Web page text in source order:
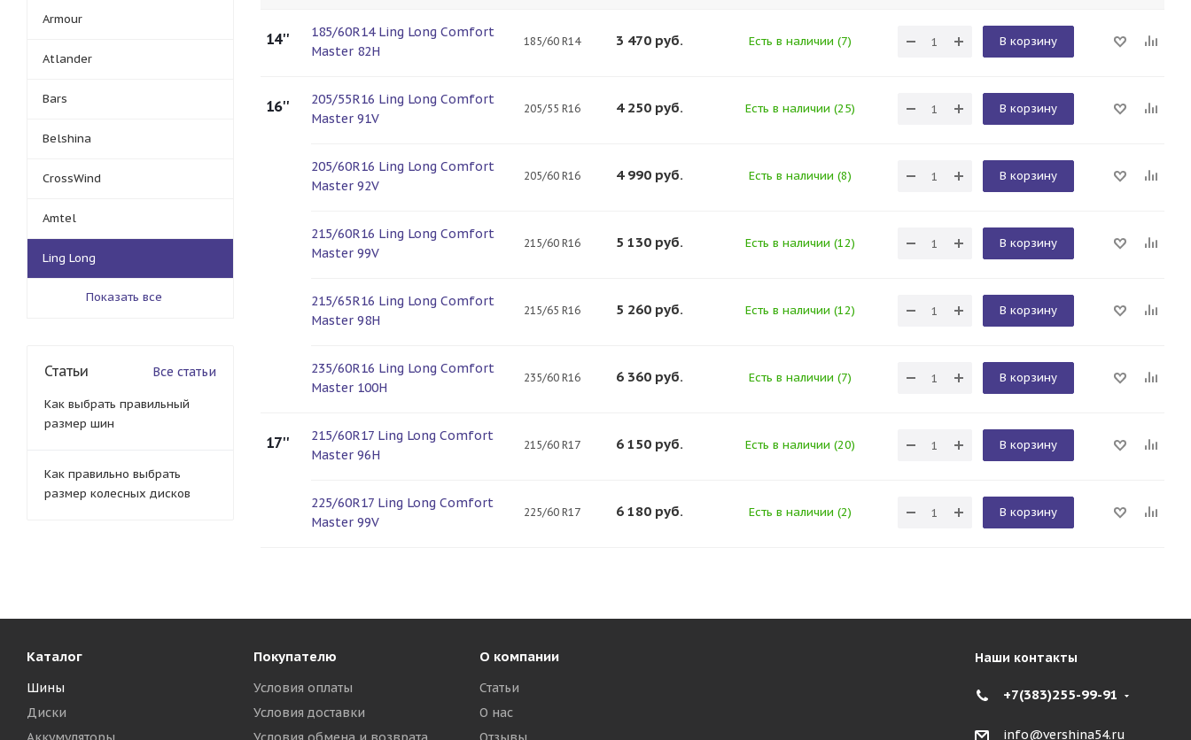
14''
185/60R14 Ling Long Comfort
Master 82H
185/60 R14 3 470 руб. Есть в наличии (7) В корзину
16''
205/55R16 Ling Long Comfort
Master 91V
205/55 R16 4 250 руб. Есть в наличии (25) В корзину
205/60R16 Ling Long Comfort
Master 92V
205/60 R16 4 990 руб. Есть в наличии (8) В корзину
215/60R16 Ling Long Comfort
Master 99V
215/60 R16 5 130 руб. Есть в наличии (12) В корзину
215/65R16 Ling Long Comfort
Master 98H
215/65 R16 5 260 руб. Есть в наличии (12) В корзину
235/60R16 Ling Long Comfort
Master 100H
235/60 R16 6 360 руб. Есть в наличии (7) В корзину
17''
215/60R17 Ling Long Comfort
Master 96H
215/60 R17 6 150 руб. Есть в наличии (20) В корзину
225/60R17 Ling Long Comfort
Master 99V
225/60 R17 6 180 руб. Есть в наличии (2) В корзину
Armour
Atlander
Bars
Belshina
CrossWind
Amtel
Ling Long
Показать все
Статьи Все статьи
Как выбрать правильный
размер шин
Как правильно выбрать
размер колесных дисков
Каталог
Шины
Диски
Покупателю
Условия оплаты
Условия доставки
О компании
Статьи
О нас
Наши контакты
+7(383)255-99-91
info@vershina54.ru